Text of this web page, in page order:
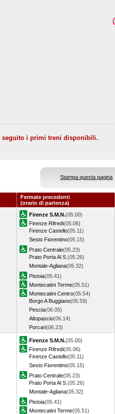
seguito i primi treni disponibili.
Stampa questa pagina
Fermate precedenti
(orario di partenza)
Firenze S.M.N.(05.00)
Firenze Rifredi(05.06)
Firenze Castello(05.11)
Sesto Fiorentino(05.15)
Prato Centrale(05.23)
Prato Porta Al S. (05.26)
Montale-Agliana(05.32)
Pistoia(05.41)
Montecatini Terme(05.51)
Montecatini Centro(05.54)
Borgo A Buggiano(05.59)
Pescia(06.05)
Altopascio(06.14)
Porcari(06.23)
Firenze S.M.N.(05.00)
Firenze Rifredi(05.06)
Firenze Castello(05.11)
Sesto Fiorentino(05.15)
Prato Centrale(05.23)
Prato Porta Al S. (05.26)
Montale-Agliana(05.32)
Pistoia(05.41)
Montecatini Terme(05.51)